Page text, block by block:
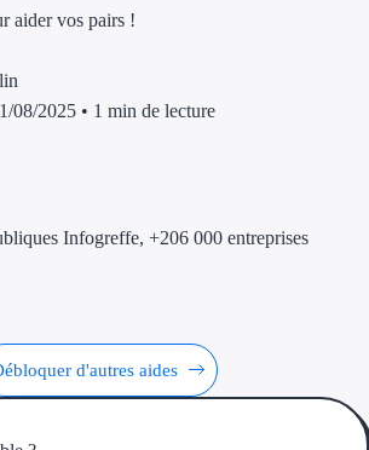
Aides Région
Outre-mer
aider vos pairs !
08/2025 • 1 min de lecture
Infogreffe, +206 000 entreprises
d'autres aides